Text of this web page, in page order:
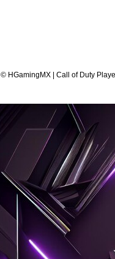
© HGamingMX | Call of Duty